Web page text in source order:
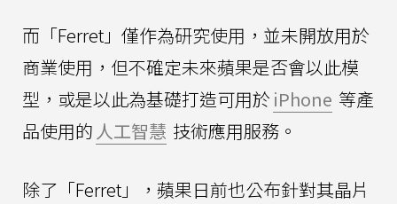
而「Ferret」僅作為研究使用，並未開放用於
商業使用，但不確定未來蘋果是否會以此模
型，或是以此為基礎打造可用於 iPhone 等產
品使用的 人工智慧 技術應用服務。
除了「Ferret」，蘋果日前也公布針對其晶片